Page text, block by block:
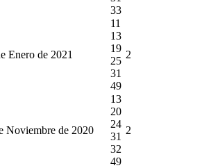
33
Enero de 2021
11
13
19
25
31
49
2
Noviembre de 2020
13
20
24
31
32
49
2